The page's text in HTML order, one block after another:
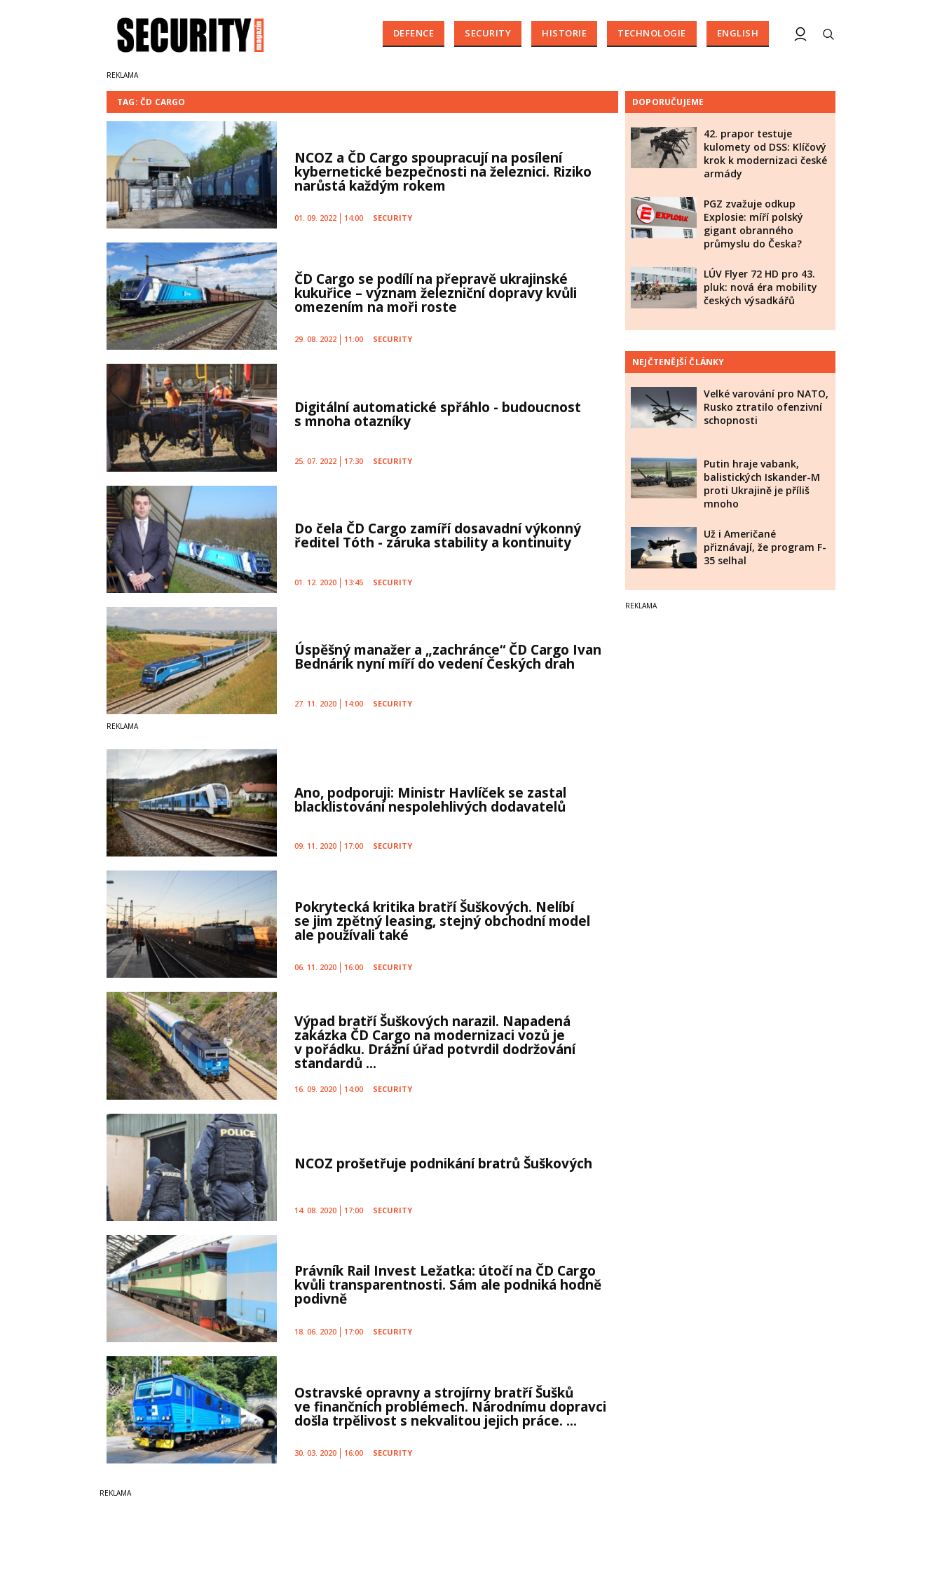
DEFENCE SECURITY HISTORIE TECHNOLOGIE ENGLISH
TAG: ČD CARGO
NCOZ a ČD Cargo spoupracují na posílení
kybernetické bezpečnosti na železnici. Riziko
narůstá každým rokem
01. 09. 2022 14:00 SECURITY
ČD Cargo se podílí na přepravě ukrajinské
kukuřice – význam železniční dopravy kvůli
omezením na moři roste
29. 08. 2022 11:00 SECURITY
Digitální automatické spřáhlo - budoucnost
s mnoha otazníky
25. 07. 2022 17:30 SECURITY
Do čela ČD Cargo zamíří dosavadní výkonný
ředitel Tóth - záruka stability a kontinuity
01. 12. 2020 13:45 SECURITY
Úspěšný manažer a „zachránce“ ČD Cargo Ivan
Bednárik nyní míří do vedení Českých drah
27. 11. 2020 14:00 SECURITY
Ano, podporuji: Ministr Havlíček se zastal
blacklistování nespolehlivých dodavatelů
09. 11. 2020 17:00 SECURITY
Pokrytecká kritika bratří Šuškových. Nelíbí
se jim zpětný leasing, stejný obchodní model
ale používali také
06. 11. 2020 16:00 SECURITY
Výpad bratří Šuškových narazil. Napadená
zakázka ČD Cargo na modernizaci vozů je
v pořádku. Drážní úřad potvrdil dodržování
standardů ...
16. 09. 2020 14:00 SECURITY
NCOZ prošetřuje podnikání bratrů Šuškových
14. 08. 2020 17:00 SECURITY
Právník Rail Invest Ležatka: útočí na ČD Cargo
kvůli transparentnosti. Sám ale podniká hodně
podivně
18. 06. 2020 17:00 SECURITY
Ostravské opravny a strojírny bratří Šušků
ve finančních problémech. Národnímu dopravci
došla trpělivost s nekvalitou jejich práce. ...
30. 03. 2020 16:00 SECURITY
DOPORUČUJEME
42. prapor testuje
kulomety od DSS: Klíčový
krok k modernizaci české
armády
PGZ zvažuje odkup
Explosie: míří polský
gigant obranného
průmyslu do Česka?
LÚV Flyer 72 HD pro 43.
pluk: nová éra mobility
českých výsadkářů
NEJČTENĚJŠÍ ČLÁNKY
Velké varování pro NATO,
Rusko ztratilo ofenzivní
schopnosti
Putin hraje vabank,
balistických Iskander-M
proti Ukrajině je příliš
mnoho
Už i Američané
přiznávají, že program F-
35 selhal